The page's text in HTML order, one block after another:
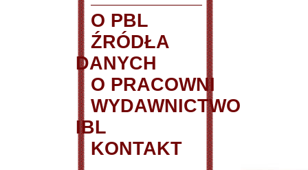
O PBL
ŹRÓDŁA
DANYCH
O PRACOWNI
WYDAWNICTWO
IBL
KONTAKT